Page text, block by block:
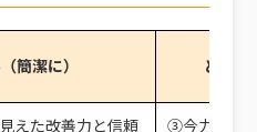
簡潔に） どのパ
えた改善力と信頼
③今力を入